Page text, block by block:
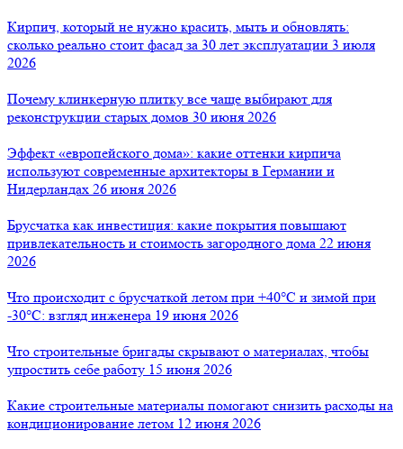
Кирпич, который не нужно красить, мыть и обновлять:
сколько реально стоит фасад за 30 лет эксплуатации 3 июля
2026
Почему клинкерную плитку все чаще выбирают для
реконструкции старых домов 30 июня 2026
Эффект «европейского дома»: какие оттенки кирпича
используют современные архитекторы в Германии и
Нидерландах 26 июня 2026
Брусчатка как инвестиция: какие покрытия повышают
привлекательность и стоимость загородного дома 22 июня
2026
Что происходит с брусчаткой летом при +40°C и зимой при
-30°C: взгляд инженера 19 июня 2026
Что строительные бригады скрывают о материалах, чтобы
упростить себе работу 15 июня 2026
Какие строительные материалы помогают снизить расходы на
кондиционирование летом 12 июня 2026